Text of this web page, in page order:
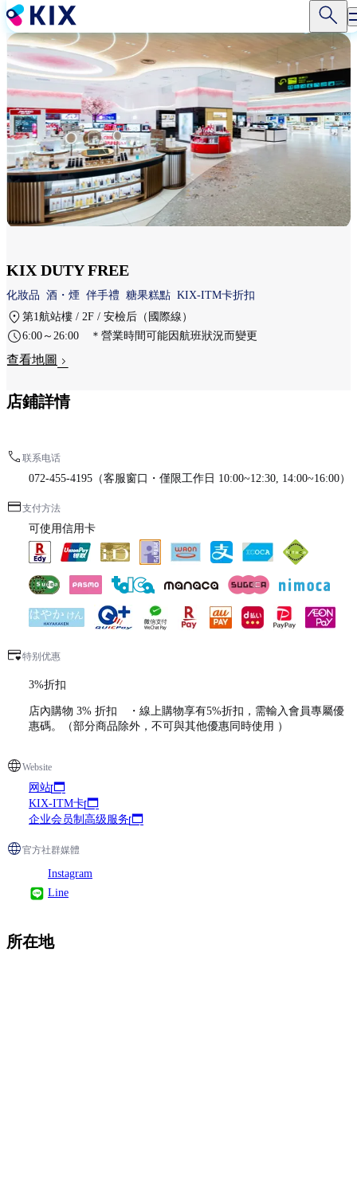
移
至
主
內
容
KIX DUTY FREE
化妝品 酒・煙 伴手禮 糖果糕點 KIX-ITM卡折扣
第1航站樓 / 2F / 安檢后（國際線）
6:00～26:00 ＊營業時間可能因航班狀況而變更
查看地圖
店鋪詳情
联系电话
072-455-4195（客服窗口・僅限工作日 10:00~12:30, 14:00~16:00）
支付方法
可使用信用卡
特别优惠
3%折扣
店內購物 3% 折扣 ・線上購物享有5%折扣，需輸入會員專屬優
惠碼。（部分商品除外，不可與其他優惠同時使用 ）
Website
网站
KIX-ITM卡
企业会员制高级服务
官方社群媒體
Instagram
Line
所在地